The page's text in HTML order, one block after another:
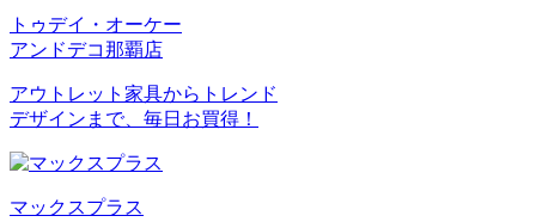
トゥデイ・オーケー
アンドデコ那覇店
アウトレット家具からトレンド
デザインまで、毎日お買得！
マックスプラス